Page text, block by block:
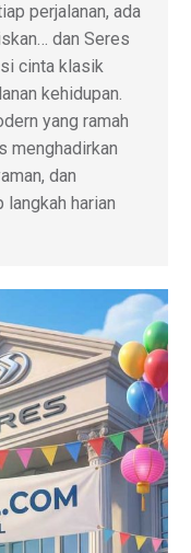
perjalanan, ada
dan Seres
cinta klasik
kehidupan.
yang ramah
menghadirkan
dan
harian